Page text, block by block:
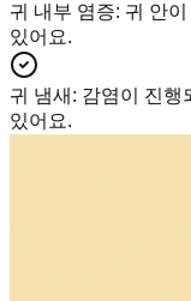
귀 내부 염증: 귀 안
있어요.
귀 냄새 : 감염이 진행
있어요.